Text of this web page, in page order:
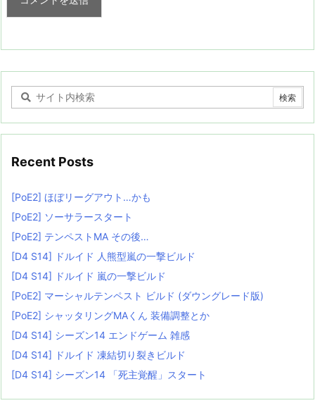
Recent Posts
[PoE2] ほぼリーグアウト…かも
[PoE2] ソーサラースタート
[PoE2] テンペストMA その後…
[D4 S14] ドルイド 人熊型嵐の一撃ビルド
[D4 S14] ドルイド 嵐の一撃ビルド
[PoE2] マーシャルテンペスト ビルド (ダウングレード版)
[PoE2] シャッタリングMAくん 装備調整とか
[D4 S14] シーズン14 エンドゲーム 雑感
[D4 S14] ドルイド 凍結切り裂きビルド
[D4 S14] シーズン14 「死主覚醒」スタート